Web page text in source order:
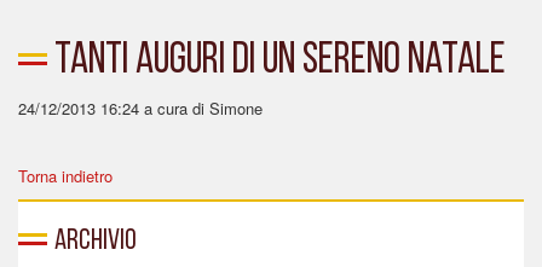
Tanti auguri di un sereno Natale
24/12/2013 16:24 a cura di Simone
Torna indietro
Archivio